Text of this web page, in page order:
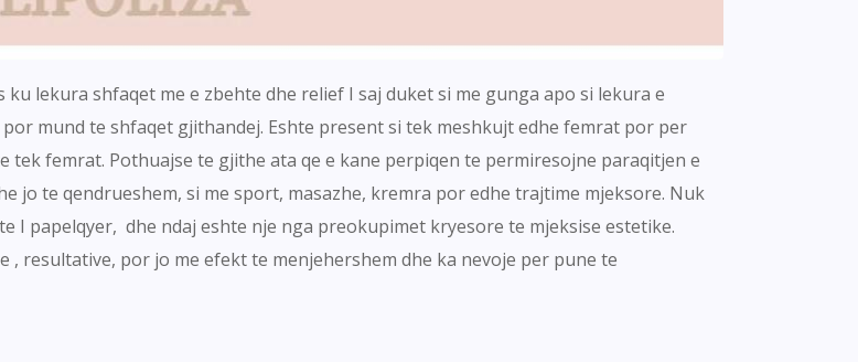
lekura shfaqet me e zbehte dhe relief I saj duket si me gunga apo si lekura e
mund te shfaqet gjithandej. Eshte present si tek meshkujt edhe femrat por per
femrat. Pothuajse te gjithe ata qe e kane perpiqen te permiresojne paraqitjen e
jo te qendrueshem, si me sport, masazhe, kremra por edhe trajtime mjeksore. Nuk
I papelqyer, dhe ndaj eshte nje nga preokupimet kryesore te mjeksise estetike.
resultative, por jo me efekt te menjehershem dhe ka nevoje per pune te